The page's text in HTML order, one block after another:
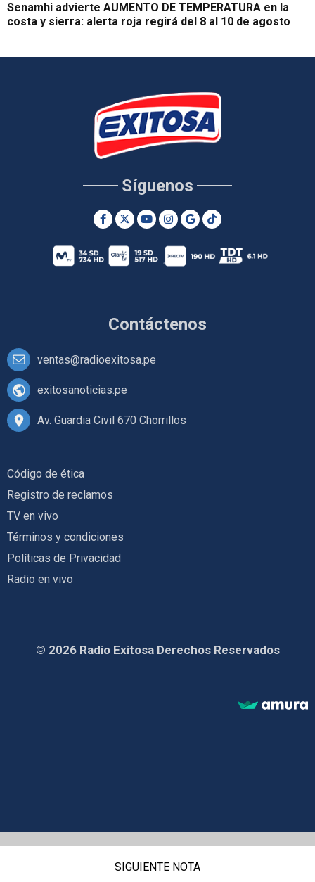
Senamhi advierte AUMENTO DE TEMPERATURA en la
costa y sierra: alerta roja regirá del 8 al 10 de agosto
Contáctenos
ventas@radioexitosa.pe
exitosanoticias.pe
Av. Guardia Civil 670 Chorrillos
Síguenos
Código de ética
Registro de reclamos
TV en vivo
Términos y condiciones
Políticas de Privacidad
Radio en vivo
© 2026 Radio Exitosa Derechos Reservados
SIGUIENTE NOTA